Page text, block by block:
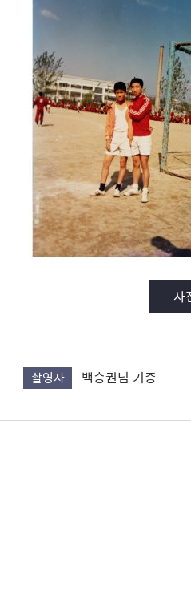
사
촬영자 백승권님 기증